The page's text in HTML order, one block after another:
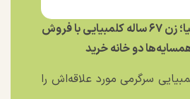
ملکه شایعه کلمبیا؛ زن ۶۷ ساله کلمبیایی با فروش
دو خانه خرید
کلمبیایی سرگرمی مورد علاقه‌اش را